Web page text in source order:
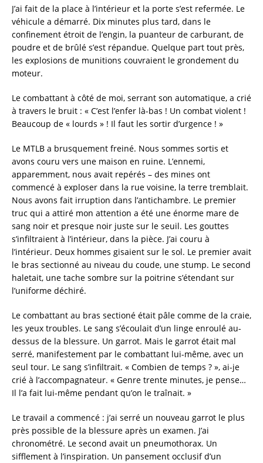
J’ai fait de la place à l’intérieur et la porte s’est refermée. Le
véhicule a démarré. Dix minutes plus tard, dans le
confinement étroit de l’engin, la puanteur de carburant, de
poudre et de brûlé s’est répandue. Quelque part tout près,
les explosions de munitions couvraient le grondement du
moteur.
Le combattant à côté de moi, serrant son automatique, a crié
à travers le bruit : « C’est l’enfer là-bas ! Un combat violent !
Beaucoup de « lourds » ! Il faut les sortir d’urgence ! »
Le MTLB a brusquement freiné. Nous sommes sortis et
avons couru vers une maison en ruine. L’ennemi,
apparemment, nous avait repérés – des mines ont
commencé à exploser dans la rue voisine, la terre tremblait.
Nous avons fait irruption dans l’antichambre. Le premier
truc qui a attiré mon attention a été une énorme mare de
sang noir et presque noir juste sur le seuil. Les gouttes
s’infiltraient à l’intérieur, dans la pièce. J’ai couru à
l’intérieur. Deux hommes gisaient sur le sol. Le premier avait
le bras sectionné au niveau du coude, une stump. Le second
haletait, une tache sombre sur la poitrine s’étendant sur
l’uniforme déchiré.
Le combattant au bras sectioné était pâle comme de la craie,
les yeux troubles. Le sang s’écoulait d’un linge enroulé au-
dessus de la blessure. Un garrot. Mais le garrot était mal
serré, manifestement par le combattant lui-même, avec un
seul tour. Le sang s’infiltrait. « Combien de temps ? », ai-je
crié à l’accompagnateur. « Genre trente minutes, je pense…
Il l’a fait lui-même pendant qu’on le traînait. »
Le travail a commencé : j’ai serré un nouveau garrot le plus
près possible de la blessure après un examen. J’ai
chronométré. Le second avait un pneumothorax. Un
sifflement à l’inspiration. Un pansement occlusif d’un